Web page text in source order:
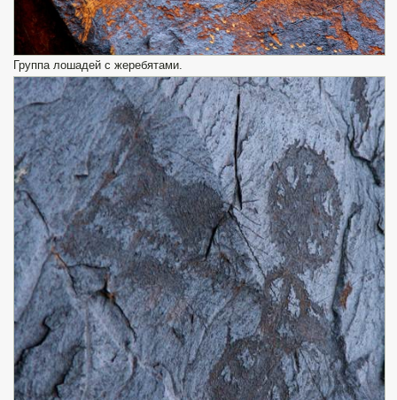
Группа лошадей с жеребятами.